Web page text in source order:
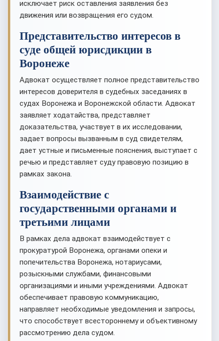
исключает риск оставления заявления без
движения или возвращения его судом.
Представительство интересов в
суде общей юрисдикции в
Воронеже
Адвокат осуществляет полное представительство
интересов доверителя в судебных заседаниях в
судах Воронежа и Воронежской области. Адвокат
заявляет ходатайства, представляет
доказательства, участвует в их исследовании,
задает вопросы вызванным в суд свидетелям,
дает устные и письменные пояснения, выступает с
речью и представляет суду правовую позицию в
рамках закона.
Взаимодействие с
государственными органами и
третьими лицами
В рамках дела адвокат взаимодействует с
прокуратурой Воронежа, органами опеки и
попечительства Воронежа, нотариусами,
розыскными службами, финансовыми
организациями и иными учреждениями. Адвокат
обеспечивает правовую коммуникацию,
направляет необходимые уведомления и запросы,
что способствует всестороннему и объективному
рассмотрению дела судом.